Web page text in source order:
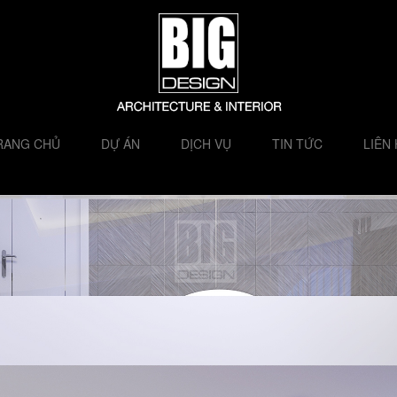
CHỦ DỰ ÁN DỊCH VỤ TIN TỨC LIÊN